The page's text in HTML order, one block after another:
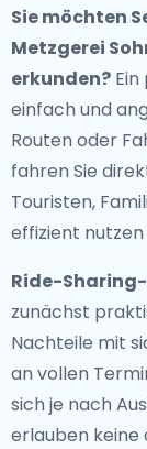
Sie möchten
Metzgerei
erkunden?
einfach und
Routen oder
fahren Sie
Touristen,
effizient
Ride-
zunächst
Nachteile mit
an vollen
sich je nach
erlauben